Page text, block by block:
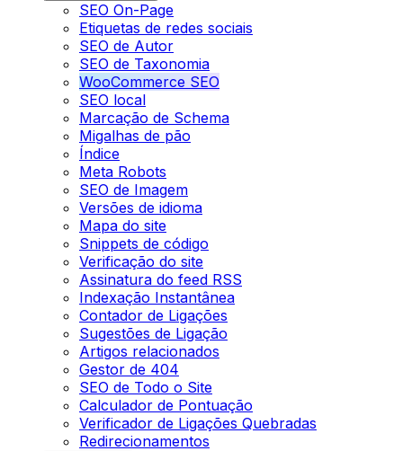
SEO On-Page
Etiquetas de redes sociais
SEO de Autor
SEO de Taxonomia
WooCommerce SEO
SEO local
Marcação de Schema
Migalhas de pão
Índice
Meta Robots
SEO de Imagem
Versões de idioma
Mapa do site
Snippets de código
Verificação do site
Assinatura do feed RSS
Indexação Instantânea
Contador de Ligações
Sugestões de Ligação
Artigos relacionados
Gestor de 404
SEO de Todo o Site
Calculador de Pontuação
Verificador de Ligações Quebradas
Redirecionamentos